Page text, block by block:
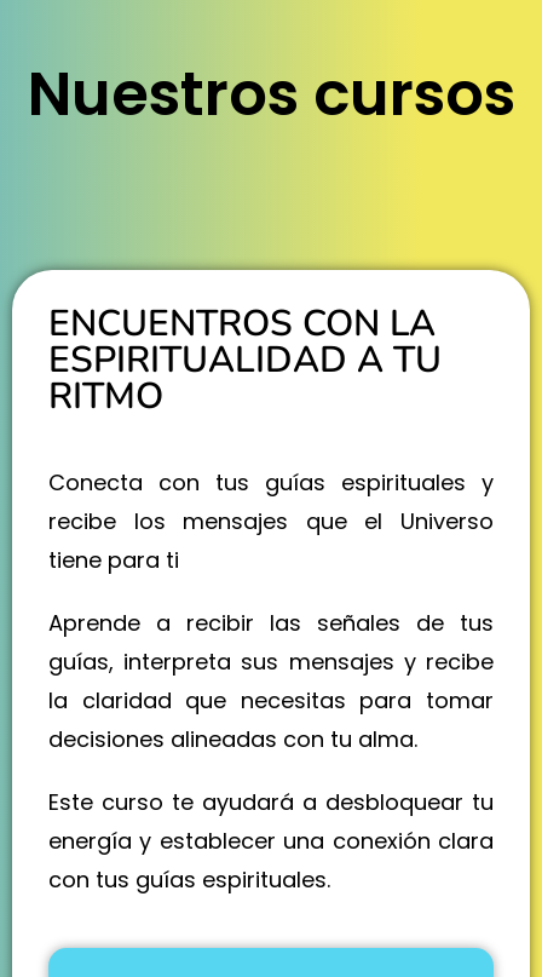
Nuestros cursos
ENCUENTROS CON LA
ESPIRITUALIDAD A TU
RITMO
Conecta con tus guías espirituales y
recibe los mensajes que el Universo
tiene para ti
Aprende a recibir las señales de tus
guías, interpreta sus mensajes y recibe
la claridad que necesitas para tomar
decisiones alineadas con tu alma.
Este curso te ayudará a desbloquear tu
energía y establecer una conexión clara
con tus guías espirituales.